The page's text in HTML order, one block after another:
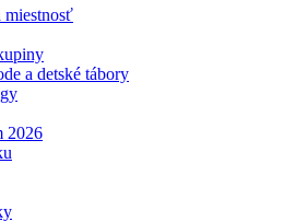
miestnosť
a detské tábory
2026